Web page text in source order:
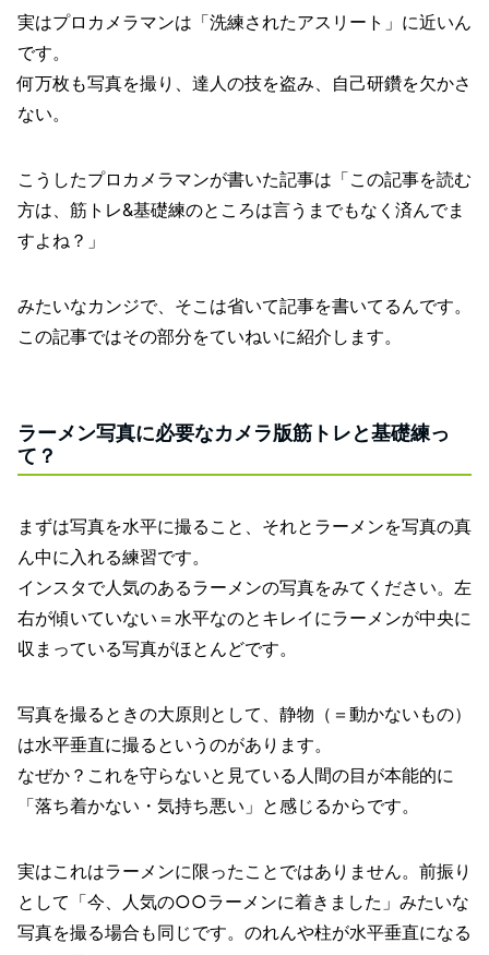
実はプロカメラマンは「洗練されたアスリート」に近いん
です。
何万枚も写真を撮り、達人の技を盗み、自己研鑽を欠かさ
ない。
こうしたプロカメラマンが書いた記事は「この記事を読む
方は、筋トレ&基礎練のところは言うまでもなく済んでま
すよね？」
みたいなカンジで、そこは省いて記事を書いてるんです。
この記事ではその部分をていねいに紹介します。
ラーメン写真に必要なカメラ版筋トレと基礎練っ
て？
まずは写真を水平に撮ること、それとラーメンを写真の真
ん中に入れる練習です。
インスタで人気のあるラーメンの写真をみてください。左
右が傾いていない＝水平なのとキレイにラーメンが中央に
収まっている写真がほとんどです。
写真を撮るときの大原則として、静物（＝動かないもの）
は水平垂直に撮るというのがあります。
なぜか？これを守らないと見ている人間の目が本能的に
「落ち着かない・気持ち悪い」と感じるからです。
実はこれはラーメンに限ったことではありません。前振り
として「今、人気の○○ラーメンに着きました」みたいな
写真を撮る場合も同じです。のれんや柱が水平垂直になる